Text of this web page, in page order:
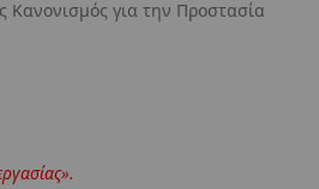
Κανονισμός για την Προστασία